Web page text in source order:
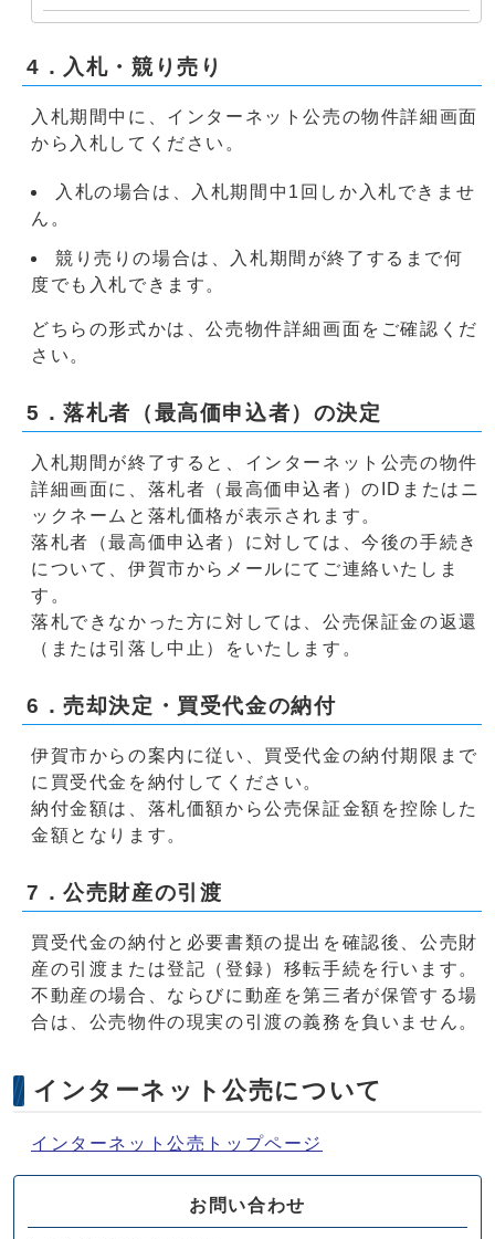
4．入札・競り売り
入札期間中に、インターネット公売の物件詳細画面
から入札してください。
入札の場合は、入札期間中1回しか入札できませ
ん。
競り売りの場合は、入札期間が終了するまで何
度でも入札できます。
どちらの形式かは、公売物件詳細画面をご確認くだ
さい。
5．落札者（最高価申込者）の決定
入札期間が終了すると、インターネット公売の物件
詳細画面に、落札者（最高価申込者）のIDまたはニ
ックネームと落札価格が表示されます。
落札者（最高価申込者）に対しては、今後の手続き
について、伊賀市からメールにてご連絡いたしま
す。
落札できなかった方に対しては、公売保証金の返還
（または引落し中止）をいたします。
6．売却決定・買受代金の納付
伊賀市からの案内に従い、買受代金の納付期限まで
に買受代金を納付してください。
納付金額は、落札価額から公売保証金額を控除した
金額となります。
7．公売財産の引渡
買受代金の納付と必要書類の提出を確認後、公売財
産の引渡または登記（登録）移転手続を行います。
不動産の場合、ならびに動産を第三者が保管する場
合は、公売物件の現実の引渡の義務を負いません。
インターネット公売について
インターネット公売トップページ
お問い合わせ